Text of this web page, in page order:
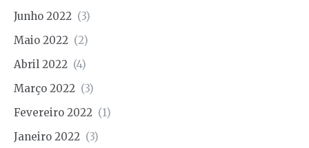
Junho 2022 (3)
Maio 2022 (2)
Abril 2022 (4)
Março 2022 (3)
Fevereiro 2022 (1)
Janeiro 2022 (3)